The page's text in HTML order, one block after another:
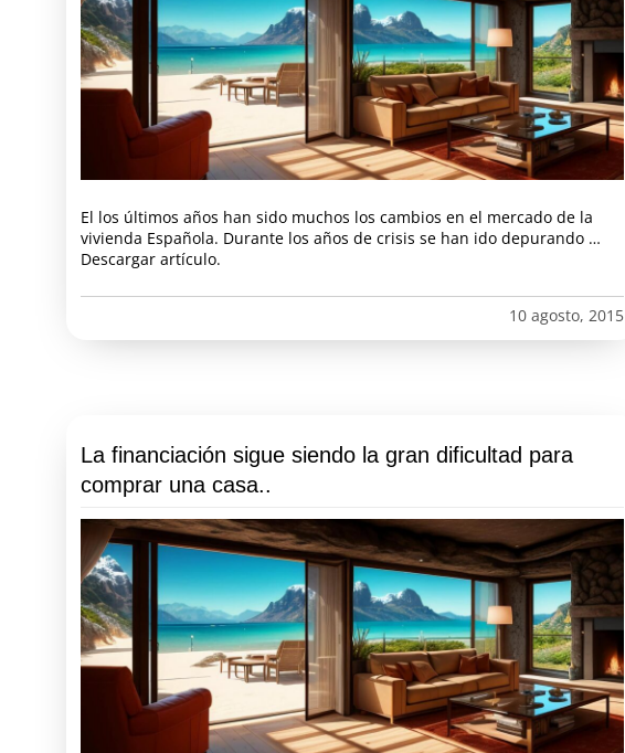
El los últimos años han sido muchos los cambios en el mercado de la
vivienda Española. Durante los años de crisis se han ido depurando …
Descargar artículo.
10 agosto, 2015
La financiación sigue siendo la gran dificultad para
comprar una casa..